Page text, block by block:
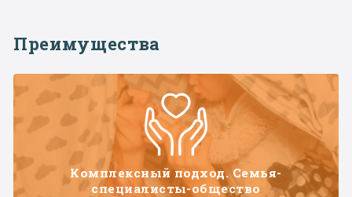
Преимущества
Комплексный подход. Семья-
специалисты-общество